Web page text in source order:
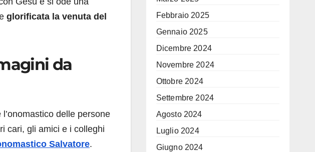
glorificata la venuta del
da
delle persone
cari, gli amici e i colleghi
Salvatore.
Febbraio 2025
Gennaio 2025
Dicembre 2024
Novembre 2024
Ottobre 2024
Settembre 2024
Agosto 2024
Luglio 2024
Giugno 2024